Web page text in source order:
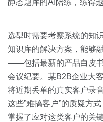
静态题库的AI陪练，练得
选型时需要考察系统的知
知识库的解决方案，能够
——包括最新的产品白皮
会议纪要。某B2B企业大
将近期丢单的真实客户录
这些”难搞客户”的质疑方
掌握了应对这类客户的关键